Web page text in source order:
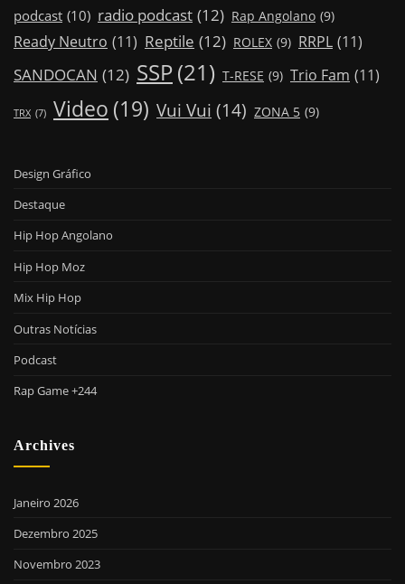
podcast (10) radio podcast (12) Rap Angolano (9)
Ready Neutro (11) Reptile (12) ROLEX (9) RRPL (11)
SANDOCAN (12) SSP(21) T-RESE (9) Trio Fam (11)
TRX (7) Video (19) Vui Vui (14) ZONA 5 (9)
Design Gráfico
Destaque
Hip Hop Angolano
Hip Hop Moz
Mix Hip Hop
Outras Notícias
Podcast
Rap Game +244
Archives
Janeiro 2026
Dezembro 2025
Novembro 2023